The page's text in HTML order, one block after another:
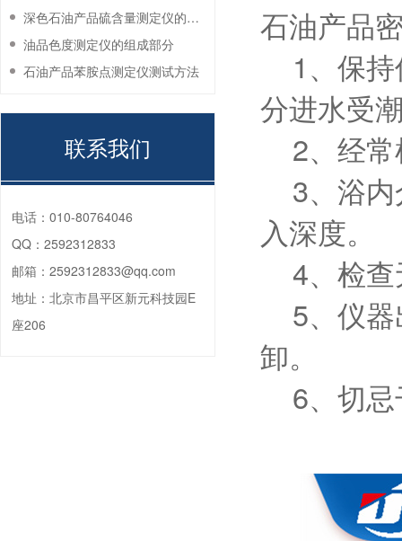
石油产品
1、保持
分进水受
2、经常
3、浴内
入深度。
4、检查
5、仪器
卸。
6、切忌
深色石油产品硫含量测定仪的工作环境要求
油品色度测定仪的组成部分
石油产品苯胺点测定仪测试方法
联系我们
电话： 010-80764046
QQ： 2592312833
邮箱： 2592312833@qq.com
地址： 北京市昌平区新元科技园E
座206